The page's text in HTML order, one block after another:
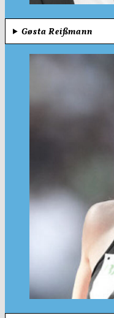
Gøsta Reißmann